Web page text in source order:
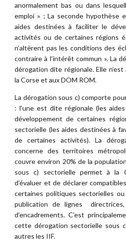
anormalement bas ou dans
emploi » ; La seconde hypothèse
aides destinées à faciliter le
activités ou de certaines régions
n’altèrent pas les conditions des
contraire à l’intérêt commun ». La
dérogation dite régionale. Elle n’est
la Corse et aux DOM ROM.
La dérogation sous c) comporte
: l’une est dite régionale (les
développement de certaines
sectorielle (les aides destinées à
de certaines activités). La
concerne des territoires
couvre environ 20% de la
sous c) sectorielle permet à la
d’évaluer et de déclarer
certaines politiques sectorielles
publication de lignes
d’encadrements. C’est
cette dérogation sectorielle sous
autres les IIF.